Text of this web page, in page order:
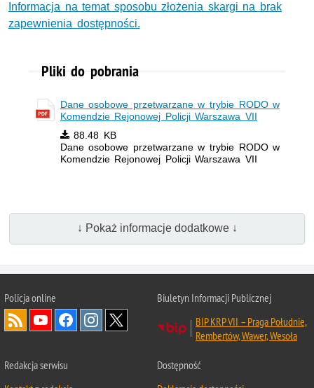
Informacja na temat sposobu złożenia skargi na brak
zapewnienia dostępności.
Pliki do pobrania
Dane osobowe przetwarzane w trybie RODO w
Komendzie Rejonowej Policji Warszawa VII
88.48 KB
Dane osobowe przetwarzane w trybie RODO w
Komendzie Rejonowej Policji Warszawa VII
↓ Pokaż informacje dodatkowe ↓
Policja online
Biuletyn Informacji Publicznej
BIP KRP VII – Praga Południe,
Rembertów, Wawer, Wesoła
Redakcja serwisu
Dostępność